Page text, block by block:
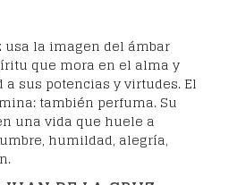
usa la imagen del ámbar
que mora en el alma y
sus potencias y virtudes. El
también perfuma. Su
una vida que huele a
humildad, alegría,